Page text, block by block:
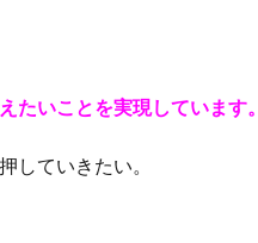
たいことを実現しています。
していきたい。